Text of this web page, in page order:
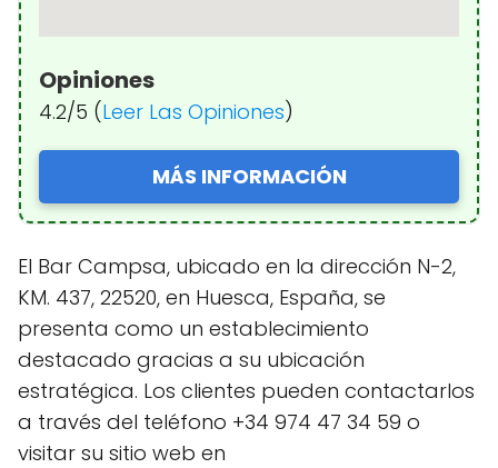
Opiniones
4.2/5 (Leer Las Opiniones)
MÁS INFORMACIÓN
El Bar Campsa, ubicado en la dirección N-2,
KM. 437, 22520, en Huesca, España, se
presenta como un establecimiento
destacado gracias a su ubicación
estratégica. Los clientes pueden contactarlos
a través del teléfono +34 974 47 34 59 o
visitar su sitio web en